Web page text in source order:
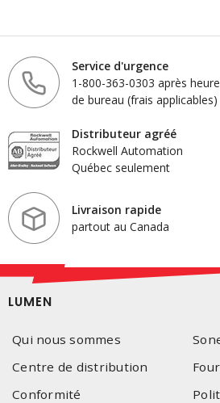
Service d'urgence
1-800-363-0303 après
de bureau (frais applicables)
Distributeur agréé
Rockwell Automation
Québec seulement
Livraison rapide
partout au Canada
LUMEN
Qui nous sommes
Centre de distribution
Conformité